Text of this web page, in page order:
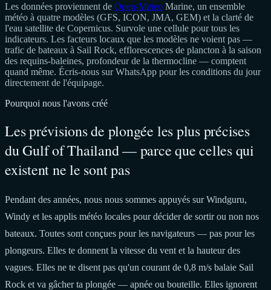
Les données proviennent de Open-Meteo Marine, un ensemble
météo à quatre modèles (GFS, ICON, JMA, GEM) et la clarté de
l'eau satellite de Copernicus. Survole une cellule pour tous les
indicateurs. Les facteurs locaux que les modèles ne voient pas —
trafic de bateaux à Sail Rock, efflorescences de plancton à la saison
des requins-baleines, profondeur de la thermocline — comptent
quand même. Écris-nous sur WhatsApp pour les conditions du jour
directement de l'équipage.
Pourquoi nous l'avons créé
Les prévisions de plongée les plus précises
du Gulf of Thailand — parce que celles qui
existent ne le sont pas
Pendant des années, nous nous sommes appuyés sur Windguru,
Windy et les applis météo locales pour décider de sortir ou non nos
bateaux. Toutes sont conçues pour les navigateurs — pas pour les
plongeurs. Elles te donnent la vitesse du vent et la hauteur des
vagues. Elles ne te disent pas qu'un courant de 0,8 m/s balaie Sail
Rock et va gâcher ta plongée — apnée ou bouteille. Elles ignorent